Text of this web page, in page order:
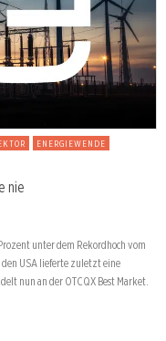
ENERGIEWENDE
nie
unter dem Rekordhoch vom
USA lieferte zuletzt eine
nun an der OTCQX Best Market.